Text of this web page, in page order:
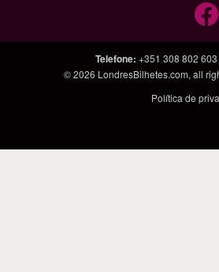
Telefone: +351 308 802 603
© 2026 LondresBilhetes.com, all
Política de